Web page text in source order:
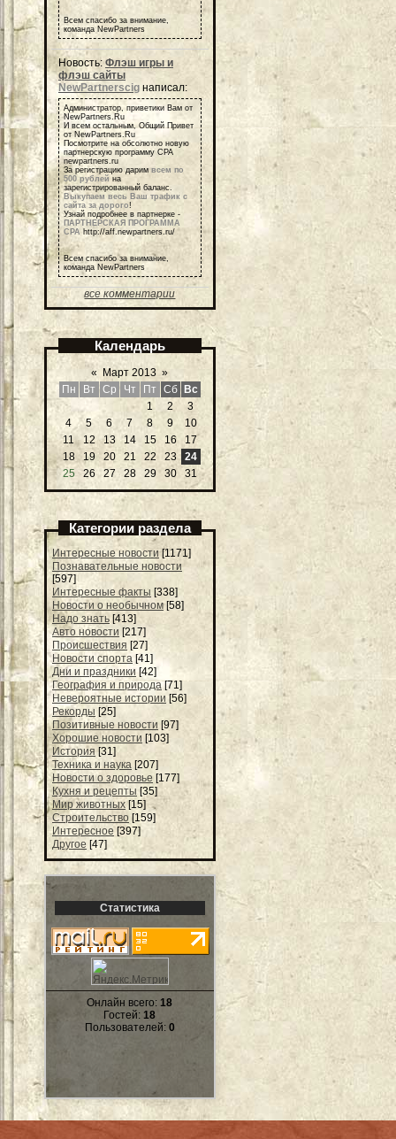
Всем спасибо за внимание,
команда NewPartners
Новость: Флэш игры и
флэш сайты
NewPartnerscig написал:
Администратор, приветики Вам от
NewPartners.Ru
И всем остальным, Общий Привет
от NewPartners.Ru
Посмотрите на обсолютно новую
партнерскую программу СРА
newpartners.ru
За регистрацию дарим всем по
500 рублей на
зарегистрированный баланс.
Выкупаем весь Ваш трафик с
сайта за дорого!
Узнай подробнее в партнерке -
ПАРТНЕРСКАЯ ПРОГРАММА
СРА http://aff.newpartners.ru/
Всем спасибо за внимание,
команда NewPartners
все комментарии
Календарь
« Март 2013 »
Пн
Вт Ср Чт Пт Сб
Вс
1
2
3
4
5 6 7 8 9
10
11
12 13 14 15 16
17
18
19 20 21 22 23
24
25
26 27 28 29 30 31
Категории раздела
Интересные новости [1171]
Познавательные новости
[597]
Интересные факты [338]
Новости о необычном [58]
Надо знать [413]
Авто новости [217]
Происшествия [27]
Новости спорта [41]
Дни и праздники [42]
География и природа [71]
Невероятные истории [56]
Рекорды [25]
Позитивные новости [97]
Хорошие новости [103]
История [31]
Техника и наука [207]
Новости о здоровье [177]
Кухня и рецепты [35]
Мир животных [15]
Строительство [159]
Интересное [397]
Другое [47]
Статистика
Онлайн всего:18
Гостей:18
Пользователей: 0